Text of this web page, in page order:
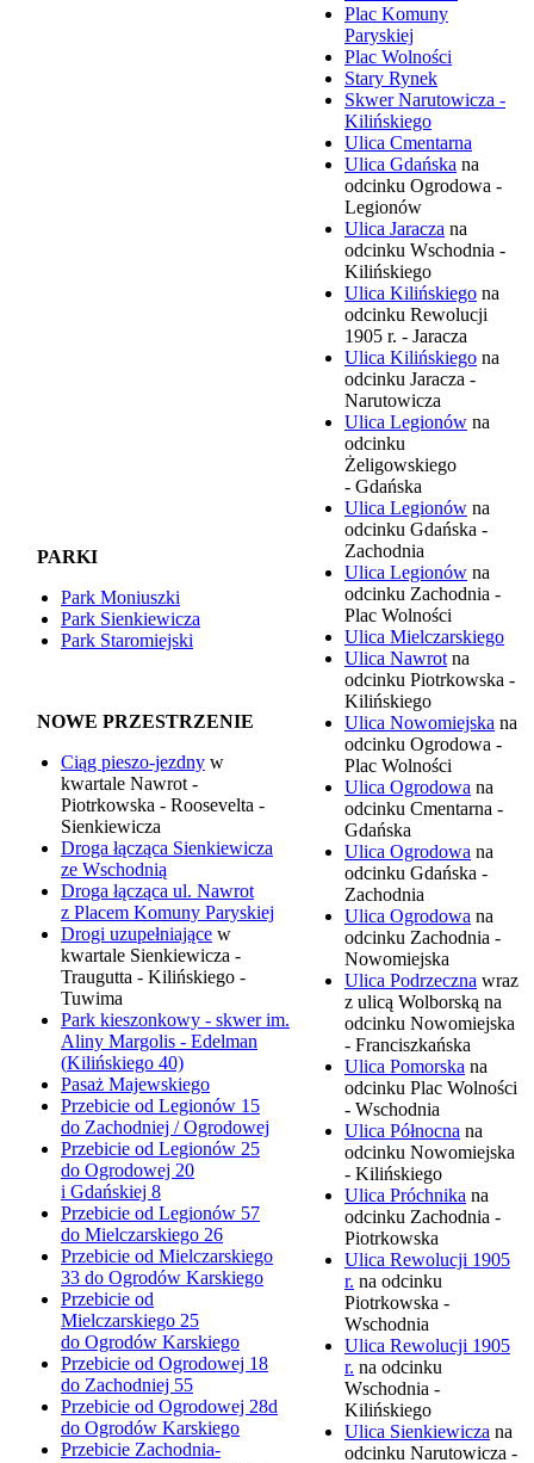
PARKI
Park Moniuszki
Park Sienkiewicza
Park Staromiejski
NOWE PRZESTRZENIE
Ciąg pieszo-jezdny w
kwartale Nawrot -
Piotrkowska - Roosevelta -
Sienkiewicza
Droga łącząca Sienkiewicza
ze Wschodnią
Droga łącząca ul. Nawrot
z Placem Komuny Paryskiej
Drogi uzupełniające w
kwartale Sienkiewicza -
Traugutta - Kilińskiego -
Tuwima
Park kieszonkowy - skwer im.
Aliny Margolis - Edelman
(Kilińskiego 40)
Pasaż Majewskiego
Przebicie od Legionów 15
do Zachodniej / Ogrodowej
Przebicie od Legionów 25
do Ogrodowej 20
i Gdańskiej 8
Przebicie od Legionów 57
do Mielczarskiego 26
Przebicie od Mielczarskiego
33 do Ogrodów Karskiego
Przebicie od
Mielczarskiego 25
do Ogrodów Karskiego
Przebicie od Ogrodowej 18
do Zachodniej 55
Przebicie od Ogrodowej 28d
do Ogrodów Karskiego
Przebicie Zachodnia-
Plac Komuny
Paryskiej
Plac Wolności
Stary Rynek
Skwer Narutowicza -
Kilińskiego
Ulica Cmentarna
Ulica Gdańska na
odcinku Ogrodowa -
Legionów
Ulica Jaracza na
odcinku Wschodnia -
Kilińskiego
Ulica Kilińskiego na
odcinku Rewolucji
1905 r. - Jaracza
Ulica Kilińskiego na
odcinku Jaracza -
Narutowicza
Ulica Legionów na
odcinku
Żeligowskiego
- Gdańska
Ulica Legionów na
odcinku Gdańska -
Zachodnia
Ulica Legionów na
odcinku Zachodnia -
Plac Wolności
Ulica Mielczarskiego
Ulica Nawrot na
odcinku Piotrkowska -
Kilińskiego
Ulica Nowomiejska na
odcinku Ogrodowa -
Plac Wolności
Ulica Ogrodowa na
odcinku Cmentarna -
Gdańska
Ulica Ogrodowa na
odcinku Gdańska -
Zachodnia
Ulica Ogrodowa na
odcinku Zachodnia -
Nowomiejska
Ulica Podrzeczna wraz
z ulicą Wolborską na
odcinku Nowomiejska
- Franciszkańska
Ulica Pomorska na
odcinku Plac Wolności
- Wschodnia
Ulica Północna na
odcinku Nowomiejska
- Kilińskiego
Ulica Próchnika na
odcinku Zachodnia -
Piotrkowska
Ulica Rewolucji 1905
r. na odcinku
Piotrkowska -
Wschodnia
Ulica Rewolucji 1905
r. na odcinku
Wschodnia -
Kilińskiego
Ulica Sienkiewicza na
odcinku Narutowicza -